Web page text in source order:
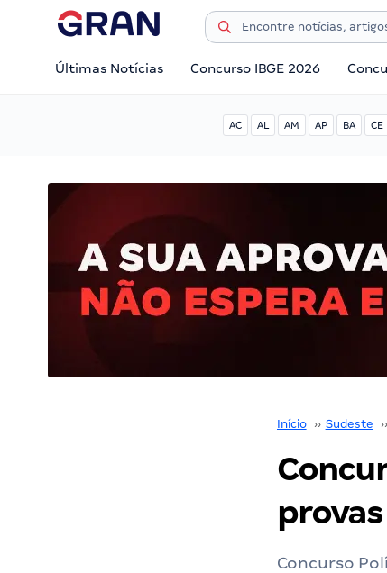
Últimas Notícias Concurso IBGE 2026
AC AL AM AP BA CE
Início ›› Sudeste ››
Concurso